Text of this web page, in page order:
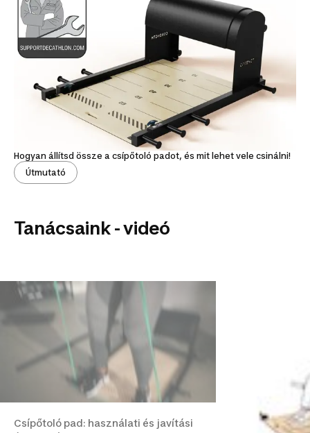
Hogyan állítsd össze a csípőtoló padot, és mit lehet vele csinálni!
Útmutató
Tanácsaink - videó
Csípőtoló pad: használati és javítási